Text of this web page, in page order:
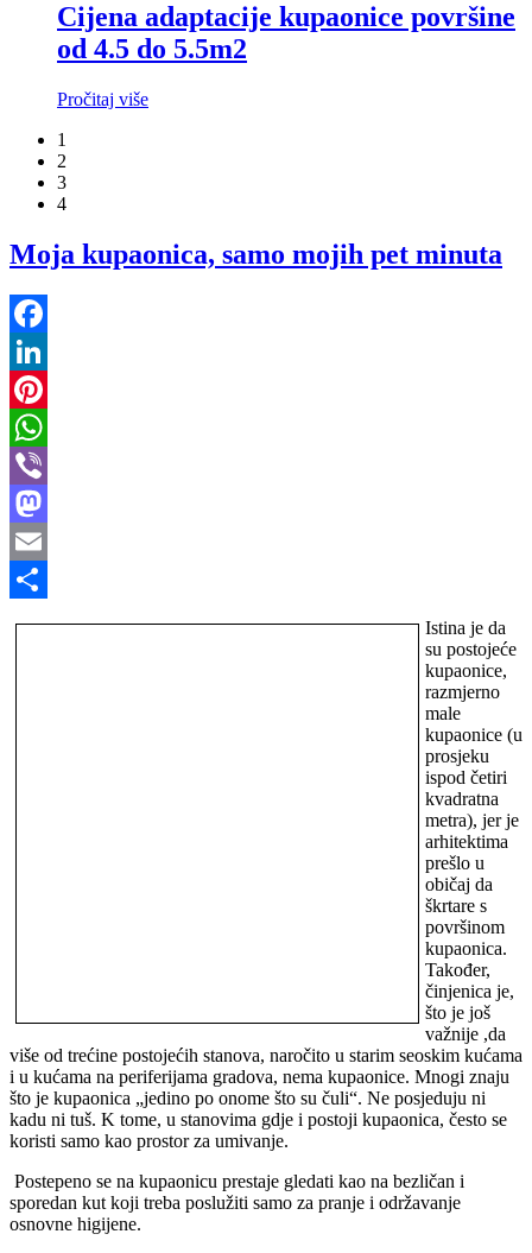
Cijena adaptacije kupaonice površine
od 4.5 do 5.5m2
Pročitaj više
1
2
3
4
Moja kupaonica, samo mojih pet minuta
Facebook
LinkedIn
Pinterest
WhatsApp
Viber
Mastodon
Email
Istina je da
su postojeće
kupaonice,
razmjerno
male
kupaonice (u
prosjeku
ispod četiri
kvadratna
metra), jer je
arhitektima
prešlo u
običaj da
škrtare s
površinom
kupaonica.
Također,
činjenica je,
što je još
važnije ,da
više od trećine postojećih stanova, naročito u starim seoskim kućama
i u kućama na periferijama gradova, nema kupaonice. Mnogi znaju
što je kupaonica „jedino po onome što su čuli“. Ne posjeduju ni
kadu ni tuš. K tome, u stanovima gdje i postoji kupaonica, često se
koristi samo kao prostor za umivanje.
Postepeno se na kupaonicu prestaje gledati kao na bezličan i
sporedan kut koji treba poslužiti samo za pranje i održavanje
osnovne higijene.